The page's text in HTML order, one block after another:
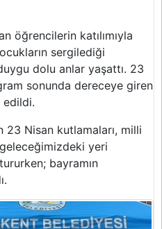
öğrencilerin katılımıyla
sergilediği
dolu anlar yaşattı. 23
sonunda dereceye giren
23 Nisan kutlamaları, milli
yeri
bayramın